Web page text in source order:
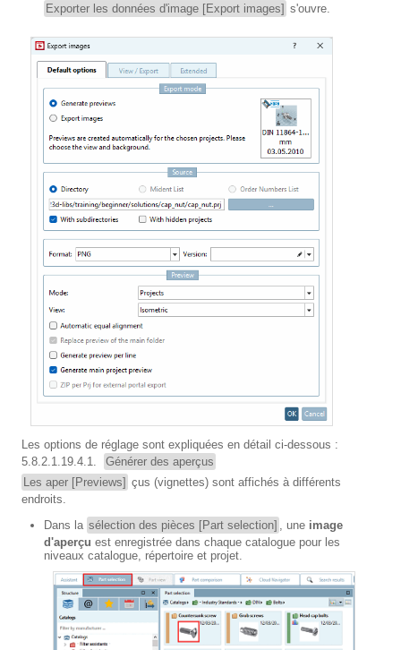
Exporter les données d'image [Export images] s'ouvre.
Les options de réglage sont expliquées en détail ci-dessous :
5.8.2.1.19.4.1.
Générer des aperçus
Les aper [Previews] çus (vignettes) sont affichés à différents
endroits.
Dans la sélection des pièces [Part selection] , une image
d'aperçu est enregistrée dans chaque catalogue pour les
niveaux catalogue, répertoire et projet.